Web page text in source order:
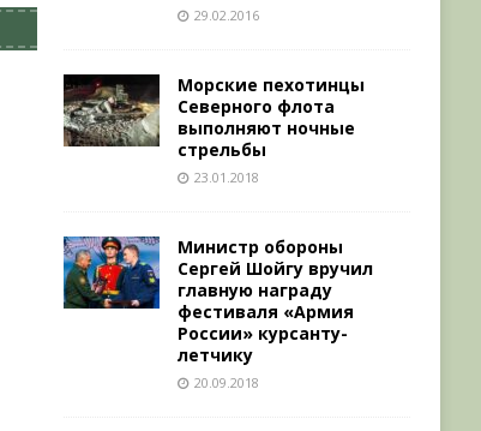
29.02.2016
Морские пехотинцы
Северного флота
выполняют ночные
стрельбы
23.01.2018
Министр обороны
Сергей Шойгу вручил
главную награду
фестиваля «Армия
России» курсанту-
летчику
20.09.2018